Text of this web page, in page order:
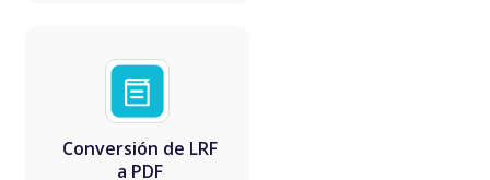
Conversión de LRF
a PDF